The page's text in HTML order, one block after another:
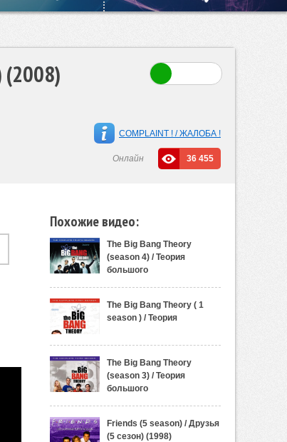
(2008)
36 455
Онлайн
COMPLAINT ! / ЖАЛОБА !
Похожие видео:
The Big Bang Theory
(season 4) / Теория
большого
The Big Bang Theory ( 1
season ) / Теория
The Big Bang Theory
(season 3) / Теория
большого
Friends (5 season) / Друзья
(5 сезон) (1998)